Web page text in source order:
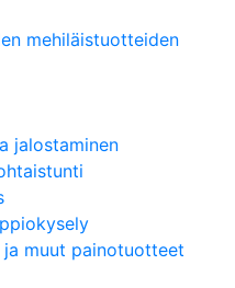
mehiläistuotteiden
jalostaminen
ja muut painotuotteet